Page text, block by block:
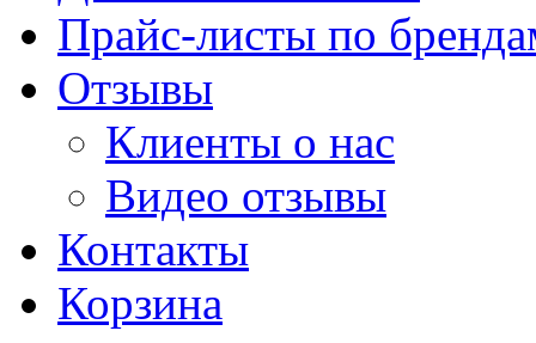
Прайс-листы по
Отзывы
Клиенты о нас
Видео отзывы
Контакты
Корзина